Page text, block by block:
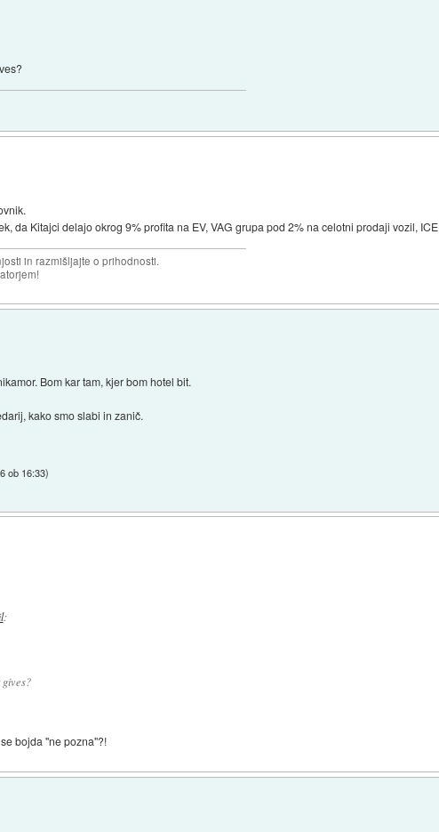
da Kitajci delajo okrog 9% profita na EV, VAG grupa pod 2% na celotni prodaji vozil, ICE
in razmišljajte o prihodnosti.
Bom kar tam, kjer bom hotel bit.
kako smo slabi in zanič.
ob 16:33)
:
gives?
bojda "ne pozna"?!